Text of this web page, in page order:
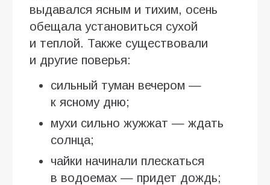
выдавался ясным и тихим, осень
обещала установиться сухой
и теплой. Также существовали
и другие поверья:
сильный туман вечером —
к ясному дню;
мухи сильно жужжат — ждать
солнца;
чайки начинали плескаться
в водоемах — придет дождь;